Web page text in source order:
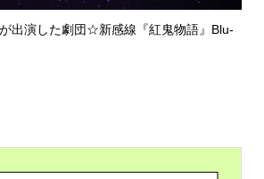
出演した劇団☆新感線『紅鬼物語』Blu-